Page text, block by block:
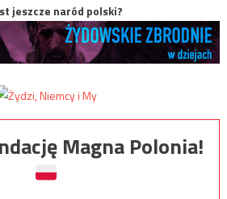
jeszcze naród polski?
Magna Polonia!